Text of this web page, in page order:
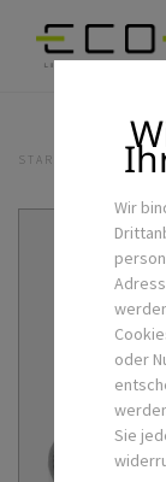
STARTSEITE LED-
Wir
oder
Sie